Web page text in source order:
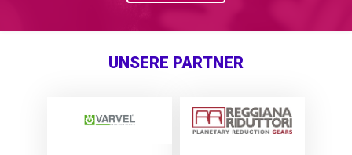
UNSERE PARTNER